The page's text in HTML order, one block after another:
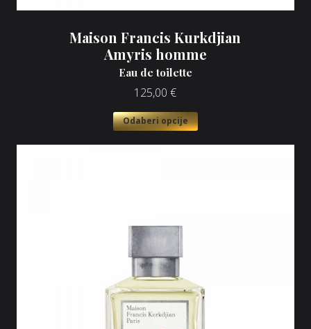
Maison Francis Kurkdjian
Amyris homme
Eau de toilette
125,00 €
Odaberi opcije